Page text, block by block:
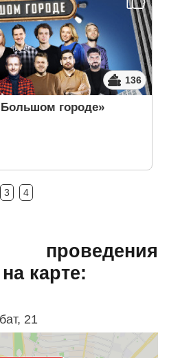
136
Большом городе»
3 4
карте:
21